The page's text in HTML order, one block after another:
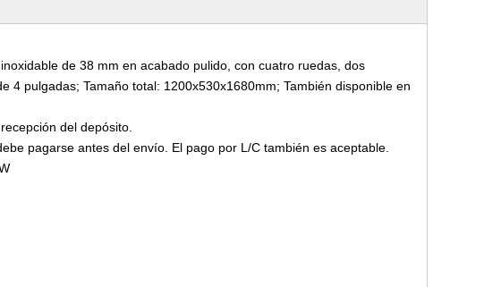
de 38 mm en acabado pulido, con cuatro ruedas, dos
4 pulgadas; Tamaño total: 1200x530x1680mm; También disponible en
del depósito.
pagarse antes del envío. El pago por L/C también es aceptable.